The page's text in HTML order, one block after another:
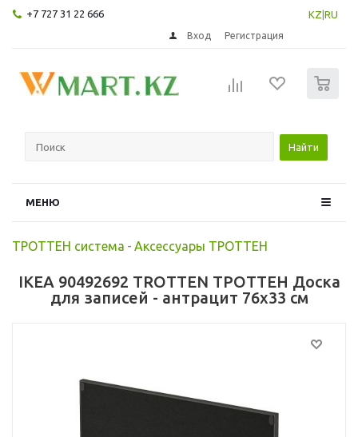
+7 727 31 22 666 KZ RU
Вход Регистрация
Найти
МЕНЮ
ТРОТТЕН система - Аксессуары ТРОТТЕН
IKEA 90492692 TROTTEN ТРОТТЕН Доска
для записей - антрацит 76x33 см